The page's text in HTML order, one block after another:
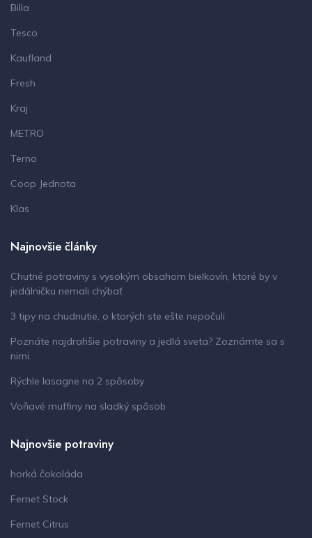
Billa
Tesco
Kaufland
Fresh
Kraj
METRO
Terno
Coop Jednota
Klas
Najnovšie články
Chutné potraviny s vysokým obsahom bielkovín, ktoré by v
jedálničku nemali chýbať
3 tipy na chudnutie, o ktorých ste ešte nepočuli
Poznáte najdrahšie potraviny a jedlá sveta? Zoznámte sa s
nimi.
Rýchle lasagne na 2 spôsoby
Voňavé muffiny na sladký spôsob
Najnovšie potraviny
horká čokoláda
Fernet Stock
Fernet Citrus